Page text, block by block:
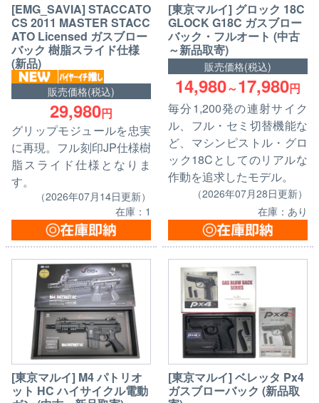
[EMG_SAVIA] STACCATO
CS 2011 MASTER STACC
ATO Licensed ガスブロー
バック 樹脂スライド仕様
(新品)
販売価格(税込)
29,980円
グリップモジュールを忠実
に再現。フル刻印JP仕様樹
脂スライド仕様となりま
す。
（2026年07月14日更新）
在庫：1
[東京マルイ] グロック 18C
GLOCK G18C ガスブロー
バック・フルオート (中古
～新品取寄)
販売価格(税込)
14,980～17,980円
毎分1,200発の連射サイク
ル、フル・セミ切替機能な
ど、マシンピストル・グロ
ック18Cとしてのリアルな
作動を追求したモデル。
（2026年07月28日更新）
在庫：あり
[東京マルイ] M4 パトリオ
ット HC ハイサイクル電動
[東京マルイ] ベレッタ Px4
ガスブローバック (新品取